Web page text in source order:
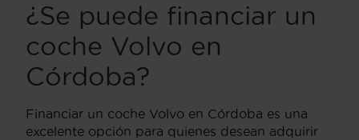
¿Se puede financiar un
coche Volvo en
Córdoba?
Financiar un coche Volvo en Córdoba es una
excelente opción para quienes desean adquirir